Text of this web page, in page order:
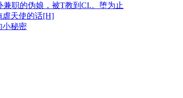
职的伪娘，被T教到CI.。堕为止
虐天使的话[H]
小秘密